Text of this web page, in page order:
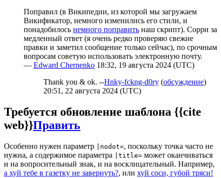
Поправил (в Википедии, из которой мы загружаем
Викификатор, немного изменились его стили, и
понадобилось немного поправить наш скрипт). Сорри за
медленный ответ (я очень редко проверяю свежие
правки и заметил сообщение только сейчас), по срочным
вопросам советую использовать электронную почту.
— Edward Chernenko 18:32, 19 августа 2024 (UTC)
Thank you & ok. --Hnky-fckng-d0ry (обсуждение)
20:51, 22 августа 2024 (UTC)
Требуется обновление шаблона {{cite
web}}Править
Особенно нужен параметр |nodot=, поскольку точка часто не
нужна, а содержимое параметра
|title= может оканчиваться
и на вопросительный знак, и на восклицательный. Например,
а хуй тебе в газетку не завернуть?, или хуй соси, губой тряси!